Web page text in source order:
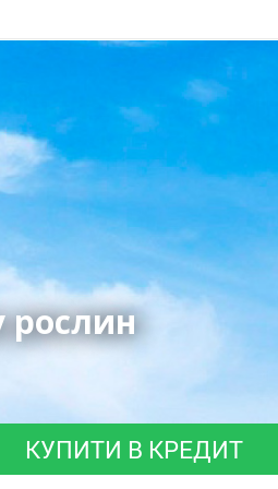
рослин
КУПИТИ В КРЕДИТ